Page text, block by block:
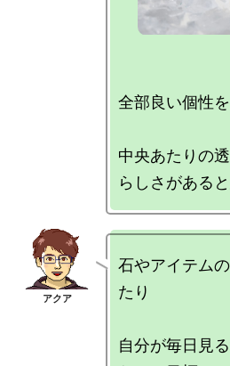
全部良い個性
中央あたりの
石やアイテム
たり
自分が毎日見